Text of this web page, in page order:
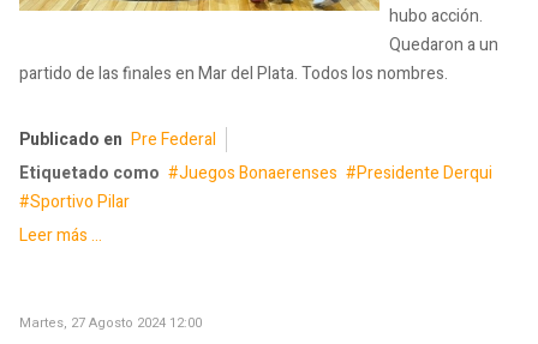
hubo acción.
Quedaron a un
partido de las finales en Mar del Plata. Todos los nombres.
Publicado en Pre Federal
Etiquetado como
Juegos Bonaerenses
Presidente Derqui
Sportivo Pilar
Leer más ...
Martes, 27 Agosto 2024 12:00